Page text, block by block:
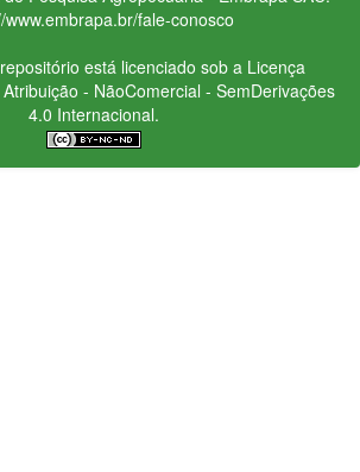
www.embrapa.br/fale-conosco
está licenciado sob a Licença
- NãoComercial - SemDerivações
4.0 Internacional.